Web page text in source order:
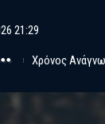
21:29
Χρόνος